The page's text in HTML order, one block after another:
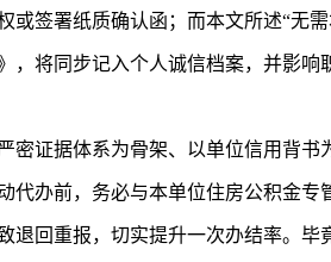
或签署纸质确认函；而本文所述“无
，将同步记入个人诚信档案，并影
密证据体系为骨架、以单位信用背
代办前，务必与本单位住房公积金
退回重报，切实提升一次办结率。